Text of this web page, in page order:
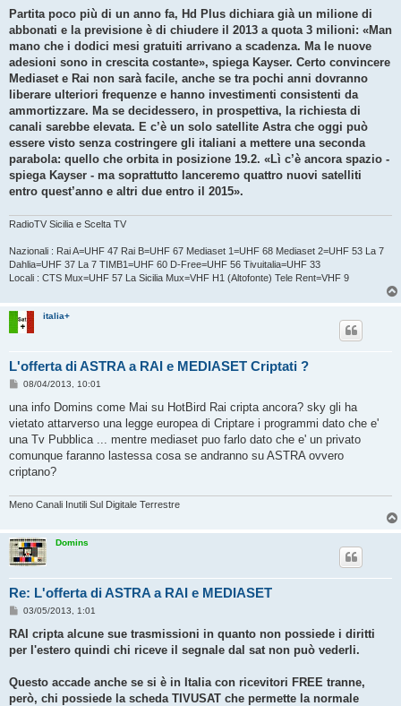
Partita poco più di un anno fa, Hd Plus dichiara già un milione di
abbonati e la previsione è di chiudere il 2013 a quota 3 milioni: «Man
mano che i dodici mesi gratuiti arrivano a scadenza. Ma le nuove
adesioni sono in crescita costante», spiega Kayser. Certo convincere
Mediaset e Rai non sarà facile, anche se tra pochi anni dovranno
liberare ulteriori frequenze e hanno investimenti consistenti da
ammortizzare. Ma se decidessero, in prospettiva, la richiesta di
canali sarebbe elevata. E c’è un solo satellite Astra che oggi può
essere visto senza costringere gli italiani a mettere una seconda
parabola: quello che orbita in posizione 19.2. «Lì c’è ancora spazio -
spiega Kayser - ma soprattutto lanceremo quattro nuovi satelliti
entro quest’anno e altri due entro il 2015».
RadioTV Sicilia e Scelta TV
Nazionali : Rai A=UHF 47 Rai B=UHF 67 Mediaset 1=UHF 68 Mediaset 2=UHF 53 La 7
Dahlia=UHF 37 La 7 TIMB1=UHF 60 D-Free=UHF 56 Tivuitalia=UHF 33
Locali : CTS Mux=UHF 57 La Sicilia Mux=VHF H1 (Altofonte) Tele Rent=VHF 9
italia+
L'offerta di ASTRA a RAI e MEDIASET Criptati ?
M
s
a
g
i
o
08/04/2013, 10:01
una info Domins come Mai su HotBird Rai cripta ancora? sky gli ha
vietato attarverso una legge europea di Criptare i programmi dato che e'
una Tv Pubblica ... mentre mediaset puo farlo dato che e' un privato
comunque faranno lastessa cosa se andranno su ASTRA ovvero
criptano?
Meno Canali Inutili Sul Digitale Terrestre
Domins
Re: L'offerta di ASTRA a RAI e MEDIASET
M
s
a
i
o
03/05/2013, 1:01
RAI cripta alcune sue trasmissioni in quanto non possiede i diritti
per l'estero quindi chi riceve il segnale dal sat non può vederli.
Questo accade anche se si è in Italia con ricevitori FREE tranne,
però, chi possiede la scheda TIVUSAT che permette la normale